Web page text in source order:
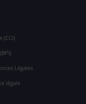
(CCI)
Légales
légale